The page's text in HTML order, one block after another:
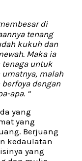
di
tenang
kukuh dan
Maka ia
untuk
malah
dengan
apa. “
yang
yang
Berjuang
kedaulatan
yang